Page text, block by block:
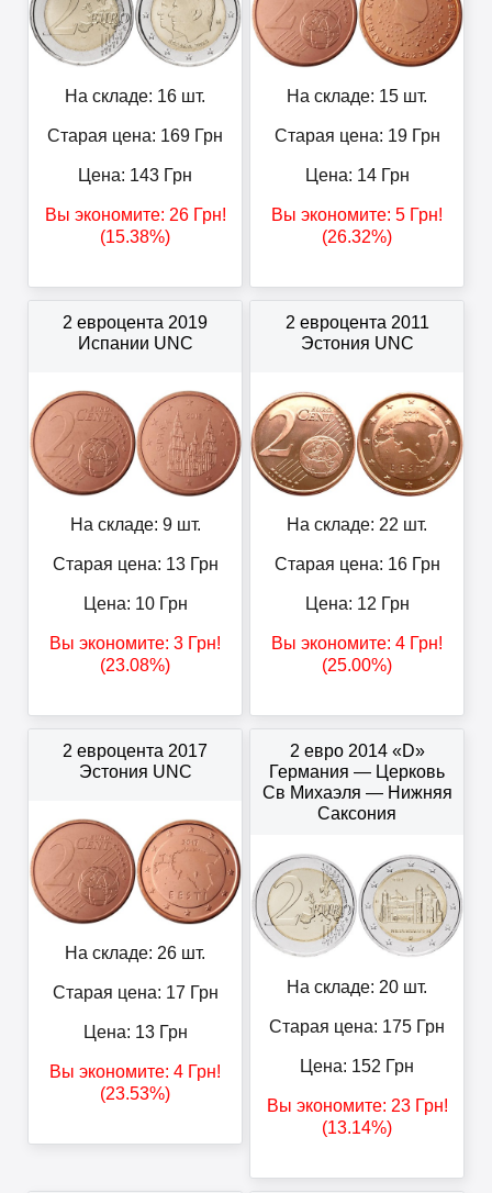
На складе: 16 шт.
Старая цена: 169 Грн
Цена: 143 Грн
Вы экономите: 26Грн!
(15.38%)
На складе: 15 шт.
Старая цена: 19Грн
Цена: 14Грн
Вы экономите: 5 Грн!
(26.32%)
2 евроцента 2019
Испании UNC
На складе: 9 шт.
Старая цена: 13Грн
Цена: 10Грн
Вы экономите: 3 Грн!
(23.08%)
2 евроцента 2011
Эстония UNC
На складе: 22 шт.
Старая цена: 16Грн
Цена: 12 Грн
Вы экономите: 4 Грн!
(25.00%)
2 евроцента 2017
Эстония UNC
На складе: 26 шт.
Старая цена: 17 Грн
Цена: 13Грн
Вы экономите: 4 Грн!
(23.53%)
2 евро 2014 «D»
Германия — Церковь
Св Михаэля — Нижняя
Саксония
На складе: 20 шт.
Старая цена: 175 Грн
Цена: 152 Грн
Вы экономите: 23Грн!
(13.14%)